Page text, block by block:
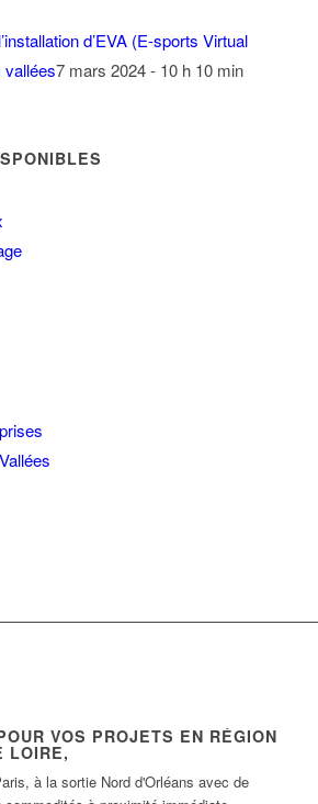
d’EVA (E-sports Virtual
vallées7 mars 2024 - 10 h 10 min
VOS PROJETS EN RÉGION
LOIRE,
à la sortie Nord d'Orléans avec de